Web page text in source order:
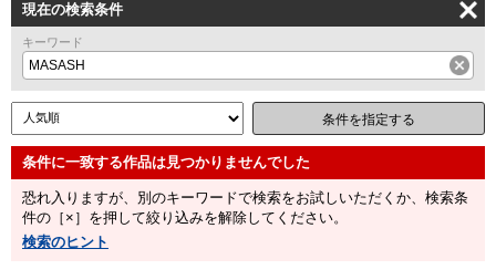
現在の検索条件
キーワード
MASASH
条件を指定する
恐れ入りますが、別のキーワードで検索をお試しいただくか、検索条
件の［×］を押して絞り込みを解除してください。
検索のヒント